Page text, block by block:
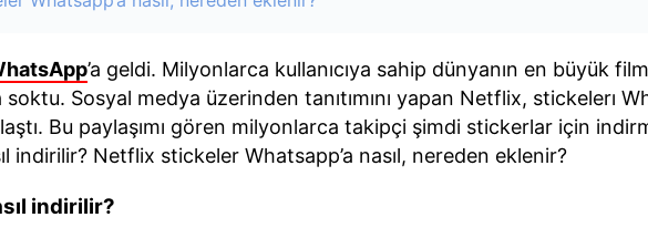
’a geldi. Milyonlarca kullanıcıya sahip dünyanın en büyük
soktu. Sosyal medya üzerinden tanıtımını yapan Netflix, stickelerı
Bu paylaşımı gören milyonlarca takipçi şimdi stickerlar için
indirilir? Netflix stickeler Whatsapp’a nasıl, nereden eklenir?
indirilir?